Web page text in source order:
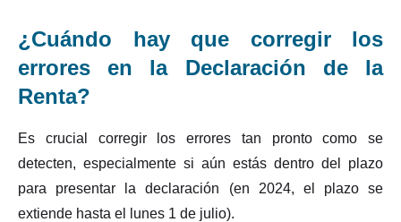
¿Cuándo hay que corregir los
errores en la Declaración de la
Renta?
Es crucial corregir los errores tan pronto como se
detecten, especialmente si aún estás dentro del plazo
para presentar la declaración (en 2024, el plazo se
extiende hasta el lunes 1 de julio).